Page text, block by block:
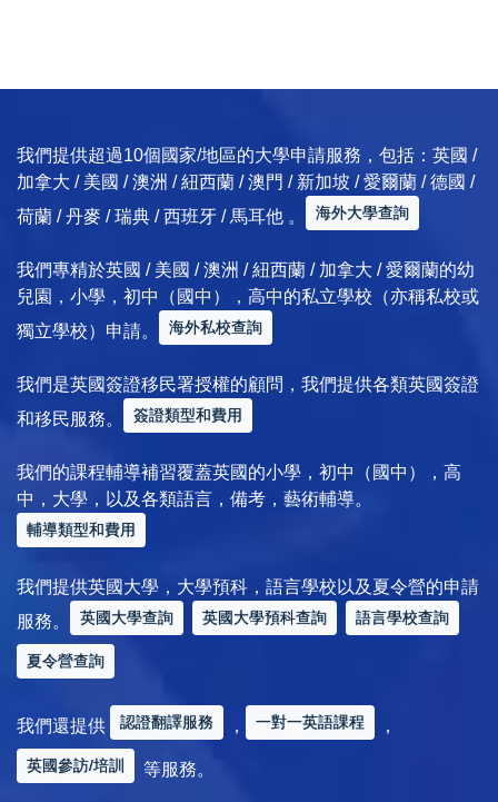
我們提供超過10個國家/地區的大學申請服務，包括：英國 /
加拿大 / 美國 / 澳洲 / 紐西蘭 / 澳門 / 新加坡 / 愛爾蘭 / 德國 /
荷蘭 / 丹麥 / 瑞典 / 西班牙 / 馬耳他 。
海外大學查詢
我們專精於英國 / 美國 / 澳洲 / 紐西蘭 / 加拿大 / 愛爾蘭的幼
兒園，小學，初中（國中），高中的私立學校（亦稱私校或
獨立學校）申請。
海外私校查詢
我們是英國簽證移民署授權的顧問，我們提供各類英國簽證
和移民服務。
簽證類型和費用
我們的課程輔導補習覆蓋英國的小學，初中（國中），高
中，大學，以及各類語言，備考，藝術輔導。
輔導類型和費用
我們提供英國大學，大學預科，語言學校以及夏令營的申請
服務。
英國大學查詢 英國大學預科查詢 語言學校查詢
夏令營查詢
我們還提供 認證翻譯服務 ， 一對一英語課程 ，
英國參訪/培訓 等服務。